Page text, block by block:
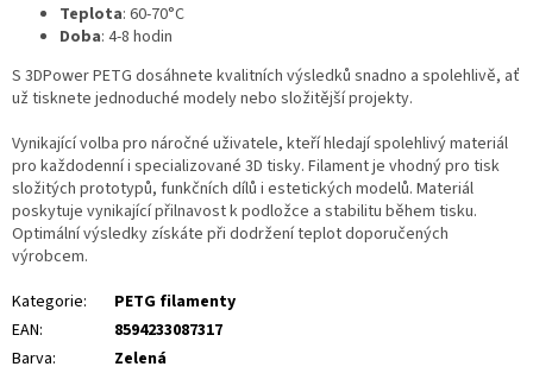
Teplota: 60-70°C
Doba: 4-8 hodin
S 3DPower PETG dosáhnete kvalitních výsledků snadno a spolehlivě, ať
už tisknete jednoduché modely nebo složitější projekty.
Vynikající volba pro náročné uživatele, kteří hledají spolehlivý materiál
pro každodenní i specializované 3D tisky. Filament je vhodný pro tisk
složitých prototypů, funkčních dílů i estetických modelů. Materiál
poskytuje vynikající přilnavost k podložce a stabilitu během tisku.
Optimální výsledky získáte při dodržení teplot doporučených
výrobcem.
Kategorie:
PETG filamenty
EAN:
8594233087317
Barva:
Zelená